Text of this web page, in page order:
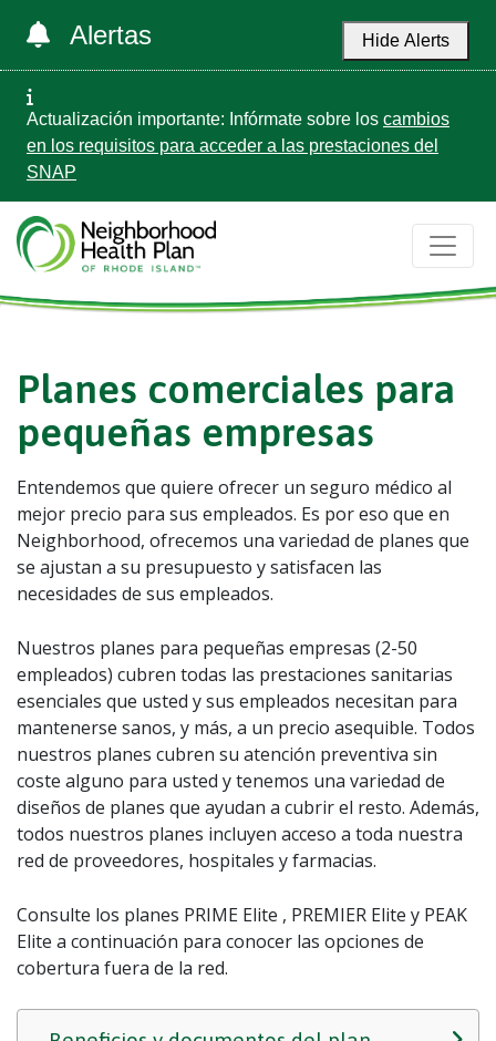
Alertas Hide Alerts
Actualización importante: Infórmate sobre los cambios
en los requisitos para acceder a las prestaciones del
SNAP
Planes comerciales para
pequeñas empresas
Entendemos que quiere ofrecer un seguro médico al
mejor precio para sus empleados. Es por eso que en
Neighborhood, ofrecemos una variedad de planes que
se ajustan a su presupuesto y satisfacen las
necesidades de sus empleados.
Nuestros planes para pequeñas empresas (2-50
empleados) cubren todas las prestaciones sanitarias
esenciales que usted y sus empleados necesitan para
mantenerse sanos, y más, a un precio asequible. Todos
nuestros planes cubren su atención preventiva sin
coste alguno para usted y tenemos una variedad de
diseños de planes que ayudan a cubrir el resto. Además,
todos nuestros planes incluyen acceso a toda nuestra
red de proveedores, hospitales y farmacias.
Consulte los planes PRIME Elite , PREMIER Elite y PEAK
Elite a continuación para conocer las opciones de
cobertura fuera de la red.